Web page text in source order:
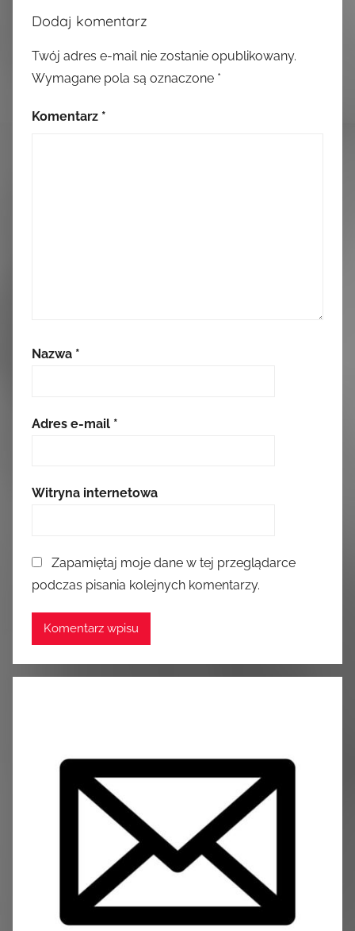
Dodaj komentarz
Twój adres e-mail nie zostanie opublikowany.
Wymagane pola są oznaczone *
Komentarz *
Nazwa *
Adres e-mail *
Witryna internetowa
Zapamiętaj moje dane w tej przeglądarce
podczas pisania kolejnych komentarzy.